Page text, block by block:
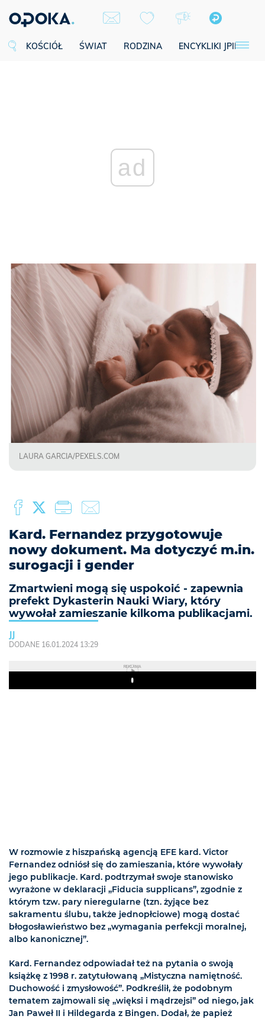
KOŚCIÓŁ ŚWIAT RODZINA ENCYKLIKI JPII
ad
LAURA GARCIA/PEXELS.COM
Kard. Fernandez przygotowuje
nowy dokument. Ma dotyczyć m.in.
surogacji i gender
Zmartwieni mogą się uspokoić - zapewnia
prefekt Dykasterin Nauki Wiary, który
wywołał zamieszanie kilkoma publikacjami.
JJ
DODANE 16.01.2024 13:29
REKLAMA
Play
W rozmowie z hiszpańską agencją EFE kard. Victor
Fernandez odniósł się do zamieszania, które wywołały
jego publikacje. Kard. podtrzymał swoje stanowisko
wyrażone w deklaracji „Fiducia supplicans”, zgodnie z
którym tzw. pary nieregularne (tzn. żyjące bez
sakramentu ślubu, także jednopłciowe) mogą dostać
błogosławieństwo bez „wymagania perfekcji moralnej,
albo kanonicznej”.
Kard. Fernandez odpowiadał też na pytania o swoją
książkę z 1998 r. zatytułowaną „Mistyczna namiętność.
Duchowość i zmysłowość”. Podkreślił, że podobnym
tematem zajmowali się „więksi i mądrzejsi” od niego, jak
Jan Paweł II i Hildegarda z Bingen. Dodał, że papież